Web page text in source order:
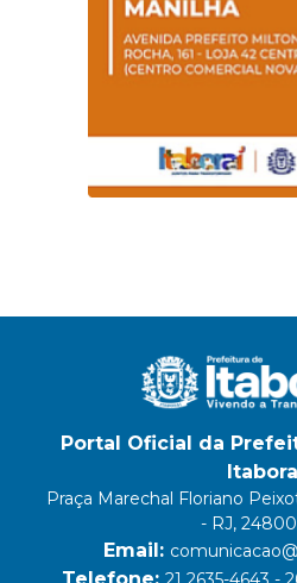
Portal Oficial da
Praça Marechal Floriano
- RJ,
Email: